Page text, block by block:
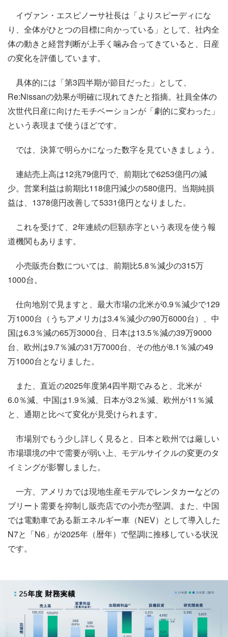
イヴァン・エスピノーサ社長は「よりスピーディにな
り、全体がひとつの目標に向かっている」として、社内全
体の動きと経営判断が上手く噛み合ってきていると、日産
の変化を評価しています。
具体的には「第3四半期が節目だった」として、
Re:Nissanの効果が明確に現れてきたと指摘。社員全体の
次世代日産に向けたモチベーションが「劇的に変わった」
という表現まで使うほどです。
では、決算で明らかになった数字を見ていきましょう。
連結売上高は12兆79億円で、前期比で6253億円の減
少。営業利益は前期比118億円減少の580億円。当期純損
益は、1378億円改善して5331億円となりました。
これを受けて、2年連続の巨額赤字という表現を使う報
道機関もあります。
小売販売台数については、前期比5.8％減少の315万
1000台。
仕向地別で見ますと、最大市場の北米が0.9％減少で129
万1000台（うちアメリカは3.4％減少の90万6000台）、中
国は6.3％減の65万3000台、日本は13.5％減の39万9000
台、欧州は9.7％減の31万7000台、その他が8.1％減の49
万1000台となりました。
また、直近の2025年度第4四半期でみると、北米が
6.0％減、中国は1.9％減、日本が3.2％減、欧州が11％減
と、通期と比べて変化が見受けられます。
市場別でもう少し詳しく見ると、日本と欧州では厳しい
市場環境の中で需要が弱い上、モデルサイクルの変更のタ
イミングが影響しました。
一方、アメリカでは現地生産モデルでレンタカーなどの
ブリート需要を抑制し販売店での小売が堅調。また、中国
では電動車である新エネルギー車（NEV）として導入した
N7と「N6」が2025年（暦年）で堅調に推移している状況
です。